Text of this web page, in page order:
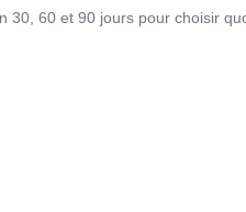
30, 60 et 90 jours pour choisir